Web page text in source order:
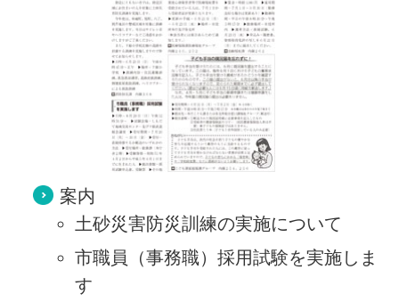
案内
土砂災害防災訓練の実施について
市職員（事務職）採用試験を実施しま
す